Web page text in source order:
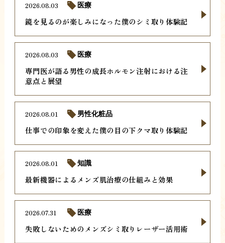
鏡を見るのが楽しみになった僕のシミ取り体験記
2026.08.03 医療
専門医が語る男性の成長ホルモン注射における注
意点と展望
2026.08.03 医療
仕事での印象を変えた僕の目の下クマ取り体験記
2026.08.01 男性化粧品
最新機器によるメンズ肌治療の仕組みと効果
2026.08.01 知識
失敗しないためのメンズシミ取りレーザー活用術
2026.07.31 医療